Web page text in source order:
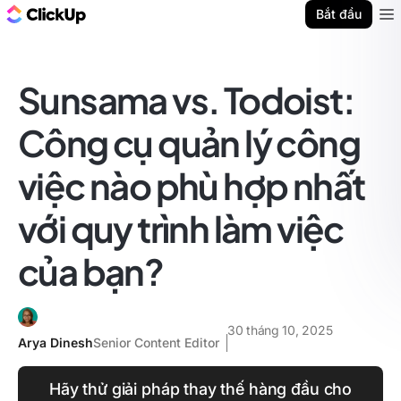
Bắt đầu
Sunsama vs. Todoist:
Công cụ quản lý công
việc nào phù hợp nhất
với quy trình làm việc
của bạn?
Arya DineshSenior Content Editor
30 tháng 10, 2025
Hãy thử giải pháp thay thế hàng đầu cho